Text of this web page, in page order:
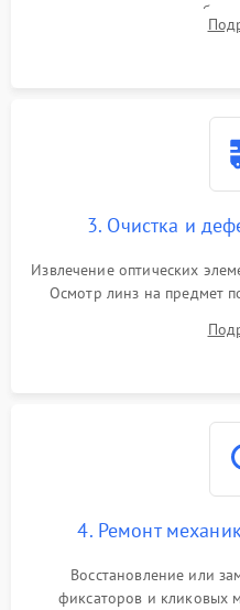
внутренних
уплотнительных колец.
3. Очистка и
Извлечение оптических
Осмотр линз на предмет
покрытия или появления
спецрастворами.
4. Ремонт
Восстановление или
фиксаторов и кликовых